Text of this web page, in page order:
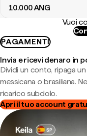
10.000ANG
Vuoi
PAGAMENTI
Invia e ricevi denaro in
Dividi un conto, ripaga
messicana o brasiliana.
ricarico subdolo.
Apri il tuo account